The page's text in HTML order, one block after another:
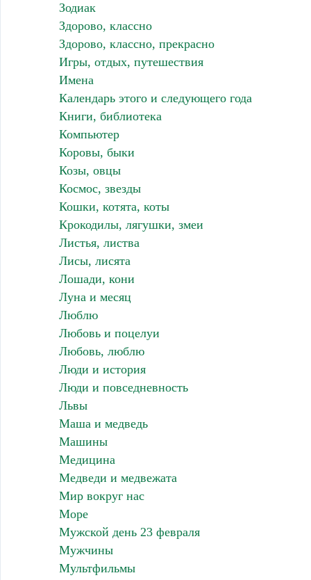
Зодиак
Здорово, классно
Здорово, классно, прекрасно
Игры, отдых, путешествия
Имена
Календарь этого и следующего года
Книги, библиотека
Компьютер
Коровы, быки
Козы, овцы
Космос, звезды
Кошки, котята, коты
Крокодилы, лягушки, змеи
Листья, листва
Лисы, лисята
Лошади, кони
Луна и месяц
Люблю
Любовь и поцелуи
Любовь, люблю
Люди и история
Люди и повседневность
Львы
Маша и медведь
Машины
Медицина
Медведи и медвежата
Мир вокруг нас
Море
Мужской день 23 февраля
Мужчины
Мультфильмы